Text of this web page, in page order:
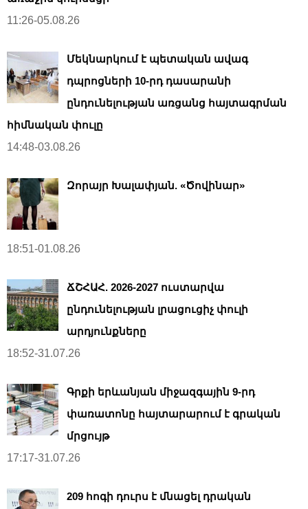
11:26-05.08.26
Մեկնարկում է պետական ավագ
դպրոցների 10-րդ դասարանի
ընդունելության առցանց հայտագրման
հիմնական փուլը
14:48-03.08.26
Զորայր Խալափյան. «Ծովինար»
18:51-01.08.26
ՃՇՀԱՀ. 2026-2027 ուստարվա
ընդունելության լրացուցիչ փուլի
արդյունքները
18:52-31.07.26
Գրքի երևանյան միջազգային 9-րդ
փառատոնը հայտարարում է գրական
մրցույթ
17:17-31.07.26
209 հոգի դուրս է մնացել դրական